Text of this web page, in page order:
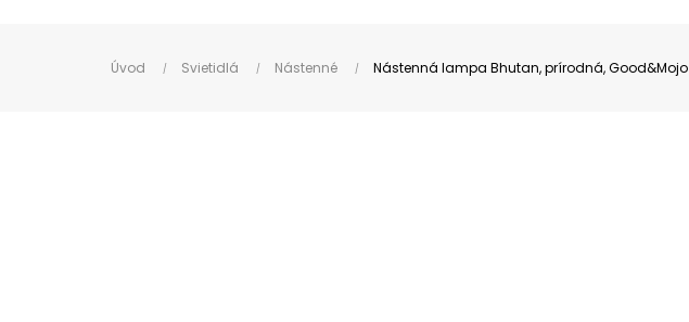
Úvod Svietidlá Nástenné Nástenná lampa Bhutan, prírodná, Good&Mojo